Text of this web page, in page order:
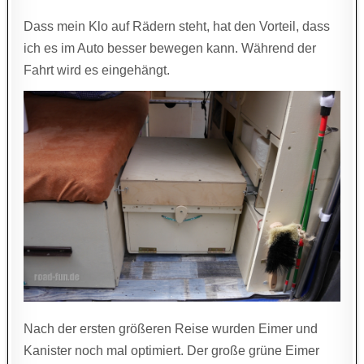
Dass mein Klo auf Rädern steht, hat den Vorteil, dass
ich es im Auto besser bewegen kann. Während der
Fahrt wird es eingehängt.
Nach der ersten größeren Reise wurden Eimer und
Kanister noch mal optimiert. Der große grüne Eimer